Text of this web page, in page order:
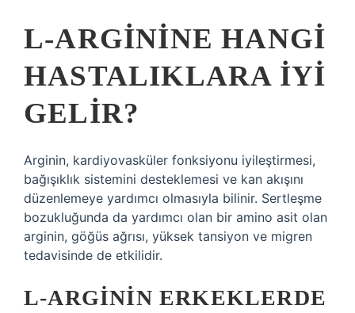
L-ARGININE HANGI
HASTALIKLARA IYI
GELIR?
Arginin, kardiyovasküler fonksiyonu iyileştirmesi,
bağışıklık sistemini desteklemesi ve kan akışını
düzenlemeye yardımcı olmasıyla bilinir. Sertleşme
bozukluğunda da yardımcı olan bir amino asit olan
arginin, göğüs ağrısı, yüksek tansiyon ve migren
tedavisinde de etkilidir.
L-ARGININ ERKEKLERDE